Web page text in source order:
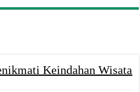
Keindahan Wisata